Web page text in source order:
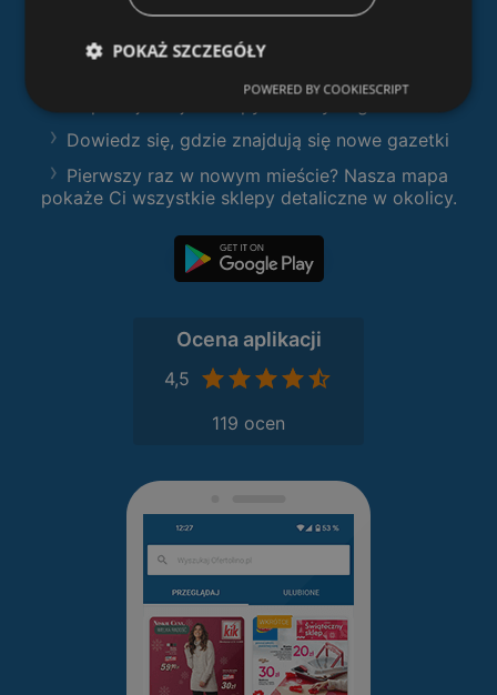
Filtruj sklepy według kategorii i przeglądaj
Dowiedz się, gdzie znajdują się nowe gazetki
Pierwszy raz w nowym mieście? Nasza mapa
pokaże Ci wszystkie sklepy detaliczne w okolicy.
Ocena aplikacji
4,5
119 ocen
POKAŻ SZCZEGÓŁY
POWERED BY COOKIESCRIPT